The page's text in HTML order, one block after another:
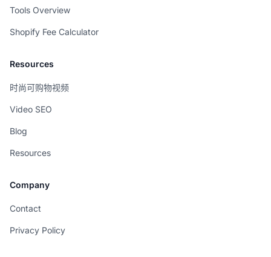
Tools Overview
Shopify Fee Calculator
Resources
时尚可购物视频
Video SEO
Blog
Resources
Company
Contact
Privacy Policy